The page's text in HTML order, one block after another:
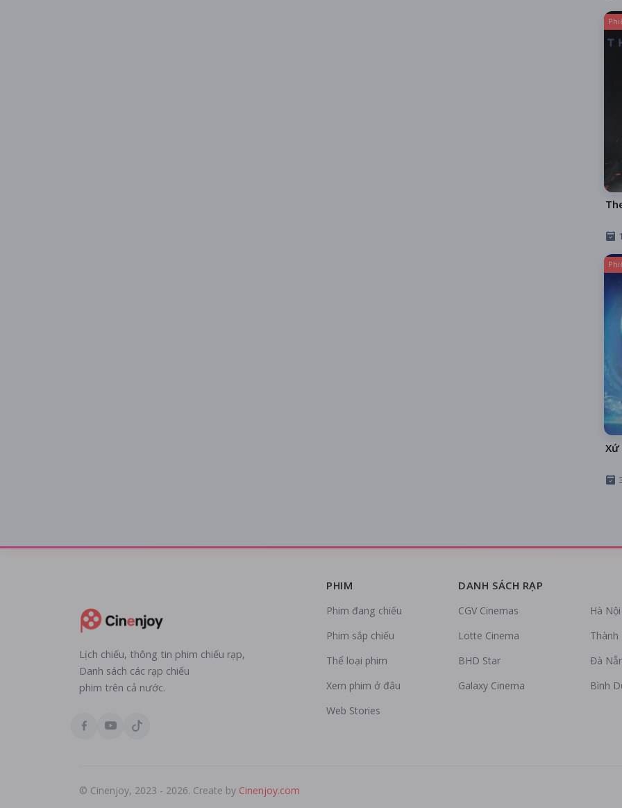
Xứ
Lịch chiếu, thông tin phim chiếu rạp,
Danh sách các rạp chiếu
phim trên cả nước.
DANH SÁCH RẠP
CGV Cinemas
Lotte Cinema
BHD Star
Galaxy Cinema
Hà Nội
Thành
Đà
Bình
PHIM
Phim đang chiếu
Phim sắp chiếu
Thể loại phim
Xem phim ở đâu
Web Stories
© Cinenjoy, 2023 - 2026. Create by Cinenjoy.com